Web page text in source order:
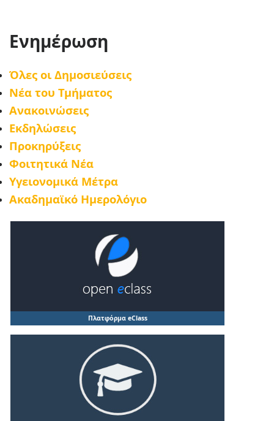
Ενημέρωση
Όλες οι Δημοσιεύσεις
Νέα του Τμήματος
Ανακοινώσεις
Εκδηλώσεις
Προκηρύξεις
Φοιτητικά Νέα
Υγειονομικά Μέτρα
Ακαδημαϊκό Ημερολόγιο
Πλατφόρμα eClass